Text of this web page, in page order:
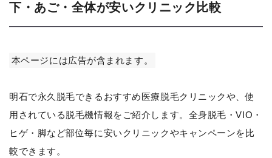
下・あご・全体が安いクリニック比較
本ページには広告が含まれます。
明石で永久脱毛できるおすすめ医療脱毛クリニックや、使
用されている脱毛機情報をご紹介します。全身脱毛・VIO・
ヒゲ・脚など部位毎に安いクリニックやキャンペーンを比
較できます。